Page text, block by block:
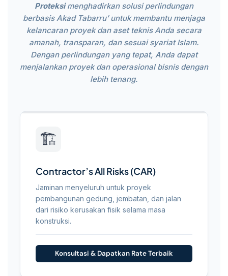
Proteksimenghadirkan solusi perlindungan
berbasis Akad Tabarru’ untuk membantu menjaga
kelancaran proyek dan aset teknis Anda secara
amanah, transparan, dan sesuai syariat Islam.
Dengan perlindungan yang tepat, Anda dapat
menjalankan proyek dan operasional bisnis dengan
lebih tenang.
Daftar
Perlindungan
Rekayasa
🏗️
Contractor’s All Risks (CAR)
Jaminan menyeluruh untuk proyek
pembangunan gedung, jembatan, dan jalan
dari risiko kerusakan fisik selama masa
konstruksi.
Konsultasi & Dapatkan Rate Terbaik